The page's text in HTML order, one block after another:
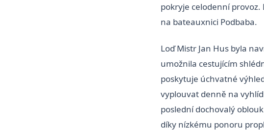
pokryje celodenní provoz.
na bateauxnici Podbaba.
Loď Mistr Jan Hus byla
umožnila cestujícím
poskytuje úchvatné
vyplouvat denně na
poslední dochovalý
díky nízkému ponoru